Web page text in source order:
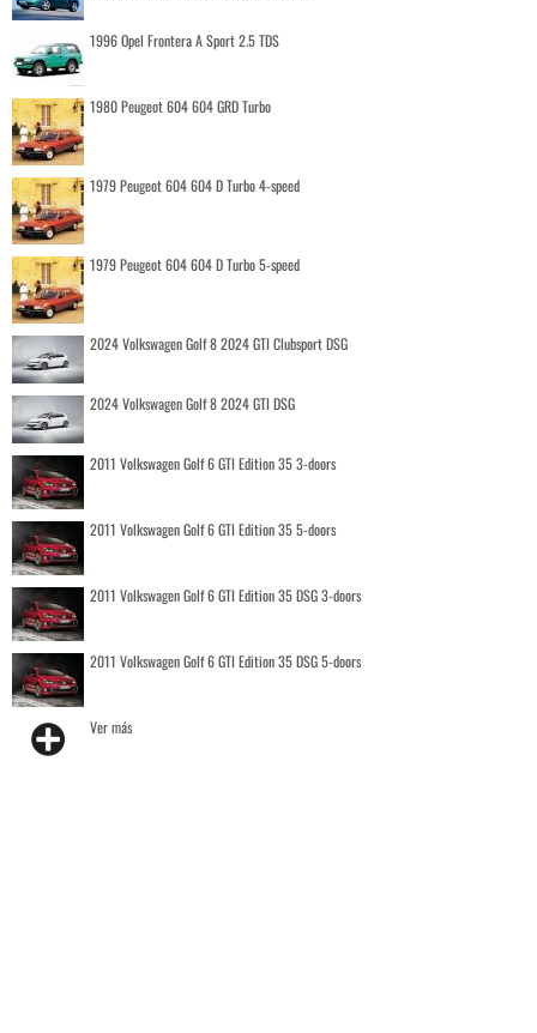
1996 Opel Frontera A Sport 2.5 TDS
1980 Peugeot 604 604 GRD Turbo
1979 Peugeot 604 604 D Turbo 4-speed
1979 Peugeot 604 604 D Turbo 5-speed
2024 Volkswagen Golf 8 2024 GTI Clubsport DSG
2024 Volkswagen Golf 8 2024 GTI DSG
2011 Volkswagen Golf 6 GTI Edition 35 3-doors
2011 Volkswagen Golf 6 GTI Edition 35 5-doors
2011 Volkswagen Golf 6 GTI Edition 35 DSG 3-doors
2011 Volkswagen Golf 6 GTI Edition 35 DSG 5-doors
Ver más